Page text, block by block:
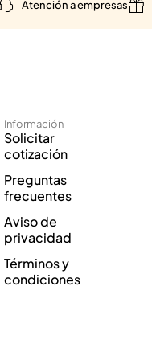
Atención a empresas
Información
Solicitar
cotización
Preguntas
frecuentes
Aviso de
privacidad
Términos y
condiciones